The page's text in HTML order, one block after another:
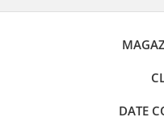
DATE